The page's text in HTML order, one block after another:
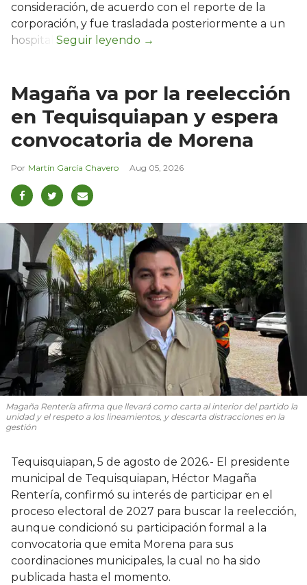
consideración, de acuerdo con el reporte de la
corporación, y fue trasladada posteriormente a un
hospital.
Magaña va por la reelección
en Tequisquiapan y espera
convocatoria de Morena
Martín García Chavero Aug 05, 2026
Magaña Rentería afirma que llevará como carta al interior del partido la
unidad y el respeto a los lineamientos, y descarta distracciones en la
gestión
Tequisquiapan, 5 de agosto de 2026.- El presidente
municipal de Tequisquiapan, Héctor Magaña
Rentería, confirmó su interés de participar en el
proceso electoral de 2027 para buscar la reelección,
aunque condicionó su participación formal a la
convocatoria que emita Morena para sus
coordinaciones municipales, la cual no ha sido
publicada hasta el momento.